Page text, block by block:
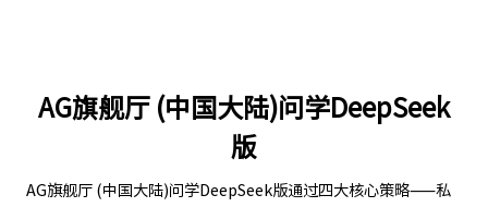
AG旗舰厅 (中国大陆)问学DeepSeek
版
AG旗舰厅 (中国大陆)问学DeepSeek版通过四大核心策略——私